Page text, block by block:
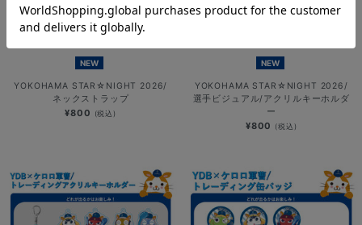
NEW
YOKOHAMA STAR☆NIGHT 2026/
ネックストラップ
¥800 (税込)
NEW
YOKOHAMA STAR☆NIGHT 2026/
選手ビジュアル/アクリルキーホルダ
ー
¥800 (税込)